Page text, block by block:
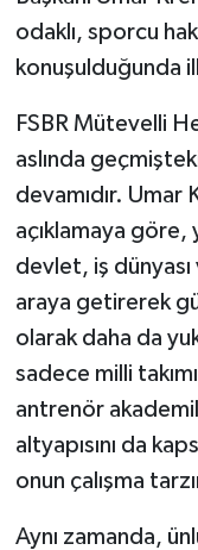
odaklı, sporcu
konuşulduğunda
FSBR Mütevelli
aslında
devamıdır. Umar
açıklamaya
devlet, iş
araya getirerek
olarak daha da
sadece milli
antrenör
altyapısını da
onun çalışma
Aynı zamanda,